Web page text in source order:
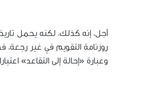
أجل، إنه كذلك، لكنه يحمل
روزنامة التقويم في غير
وعبارة «إحالة إلى التقاعد»